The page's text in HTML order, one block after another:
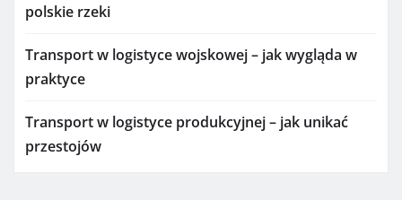
polskie rzeki
Transport w logistyce wojskowej – jak wygląda w
praktyce
Transport w logistyce produkcyjnej – jak unikać
przestojów